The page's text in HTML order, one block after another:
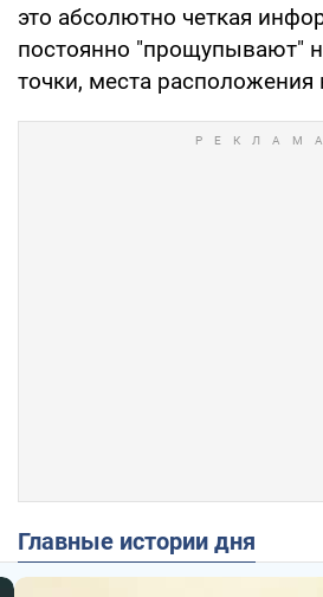
это абсолютно четкая
постоянно "прощупывают"
точки, места расположения
Главные истории дня